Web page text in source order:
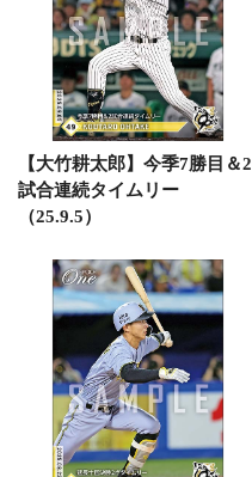
【大竹耕太郎】今季7勝目＆2
試合連続タイムリー
（25.9.5）